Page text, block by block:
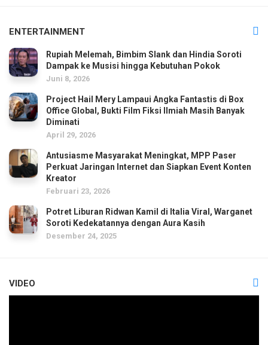
ENTERTAINMENT
Rupiah Melemah, Bimbim Slank dan Hindia Soroti
Dampak ke Musisi hingga Kebutuhan Pokok
Juni 8, 2026
Project Hail Mery Lampaui Angka Fantastis di Box
Office Global, Bukti Film Fiksi Ilmiah Masih Banyak
Diminati
April 29, 2026
Antusiasme Masyarakat Meningkat, MPP Paser
Perkuat Jaringan Internet dan Siapkan Event Konten
Kreator
Februari 23, 2026
Potret Liburan Ridwan Kamil di Italia Viral, Warganet
Soroti Kedekatannya dengan Aura Kasih
Desember 24, 2025
VIDEO